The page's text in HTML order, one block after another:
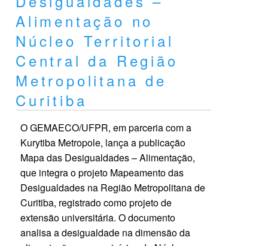
Alimentação no
Núcleo Territorial
Central da Região
Metropolitana de
Curitiba
O GEMAECO/UFPR, em parceria com a
Kurytiba Metropole, lança a publicação
Mapa das Desigualdades – Alimentação,
que integra o projeto Mapeamento das
Desigualdades na Região Metropolitana de
Curitiba, registrado como projeto de
extensão universitária. O documento
analisa a desigualdade na dimensão da